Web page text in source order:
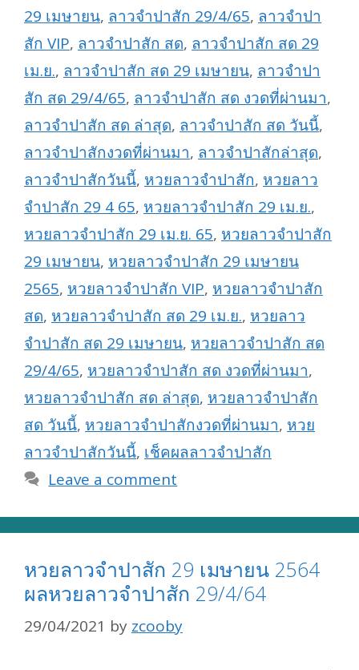
29 เมษายน, ลาวจำปาสัก 29/4/65, ลาวจำปา
สัก VIP, ลาวจำปาสัก สด, ลาวจำปาสัก สด 29
เม.ย., ลาวจำปาสัก สด 29 เมษายน, ลาวจำปา
สัก สด 29/4/65, ลาวจำปาสัก สด งวดที่ผ่านมา,
ลาวจำปาสัก สด ล่าสุด, ลาวจำปาสัก สด วันนี้,
ลาวจำปาสักงวดที่ผ่านมา, ลาวจำปาสักล่าสุด,
ลาวจำปาสักวันนี้, หวยลาวจำปาสัก, หวยลาว
จำปาสัก 29 4 65, หวยลาวจำปาสัก 29 เม.ย.,
หวยลาวจำปาสัก 29 เม.ย. 65, หวยลาวจำปาสัก
29 เมษายน, หวยลาวจำปาสัก 29 เมษายน
2565, หวยลาวจำปาสัก VIP, หวยลาวจำปาสัก
สด, หวยลาวจำปาสัก สด 29 เม.ย., หวยลาว
จำปาสัก สด 29 เมษายน, หวยลาวจำปาสัก สด
29/4/65, หวยลาวจำปาสัก สด งวดที่ผ่านมา,
หวยลาวจำปาสัก สด ล่าสุด, หวยลาวจำปาสัก
สด วันนี้, หวยลาวจำปาสักงวดที่ผ่านมา, หวย
ลาวจำปาสักวันนี้, เช็คผลลาวจำปาสัก
Leave a comment
หวยลาวจำปาสัก 29 เมษายน 2564
ผลหวยลาวจำปาสัก 29/4/64
29/04/2021 by zcooby